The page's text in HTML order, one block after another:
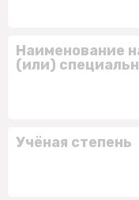
Наименование
(или)
Учёная степень